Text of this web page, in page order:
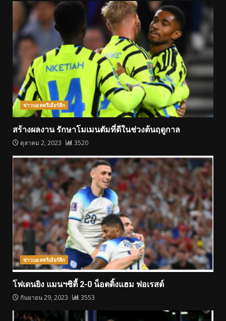
ข่าวบอลพรีเมียร์ลีก
สร้างผลงาน รักษาโมเมนตัมที่ดีในช่วงต้นฤดูกาล
ตุลาคม 2, 2023 3520
ข่าวบอลพรีเมียร์ลีก
โฟเดนยิง แมนฯซิตี้ 2-0 น็อตติ้งแฮม ฟอเรสต์
กันยายน 29, 2023 3553